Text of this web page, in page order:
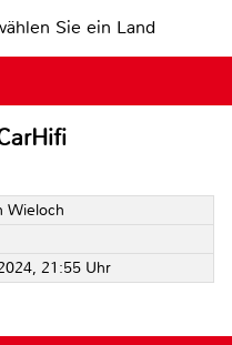
Sie ein Land
Wieloch
21:55 Uhr